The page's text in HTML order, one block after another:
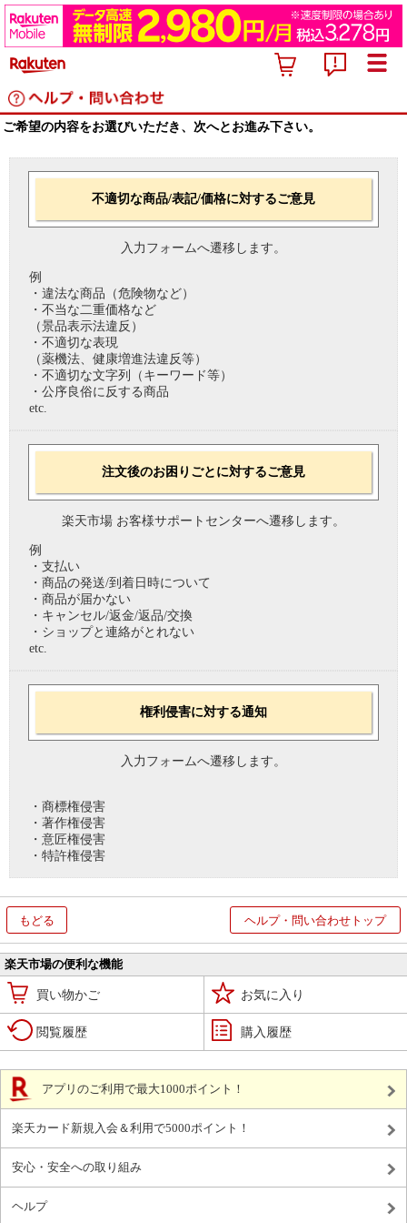
ご希望の内容をお選びいただき、次へとお進み下さい。
不適切な商品/表記/価格に対するご意見
入力フォームへ遷移します。
例
・違法な商品（危険物など）
・不当な二重価格など
（景品表示法違反）
・不適切な表現
（薬機法、健康増進法違反等）
・不適切な文字列（キーワード等）
・公序良俗に反する商品
etc.
注文後のお困りごとに対するご意見
楽天市場 お客様サポートセンターへ遷移します。
例
・支払い
・商品の発送/到着日時について
・商品が届かない
・キャンセル/返金/返品/交換
・ショップと連絡がとれない
etc.
権利侵害に対する通知
入力フォームへ遷移します。
・商標権侵害
・著作権侵害
・意匠権侵害
・特許権侵害
もどる ヘルプ・問い合わせトップ
楽天市場の便利な機能
買い物かご お気に入り
閲覧履歴 購入履歴
アプリのご利用で最大1000ポイント！
楽天カード新規入会＆利用で5000ポイント！
安心・安全への取り組み
ヘルプ